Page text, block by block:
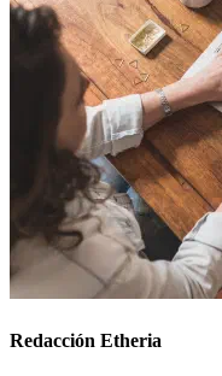
Redacción Etheria